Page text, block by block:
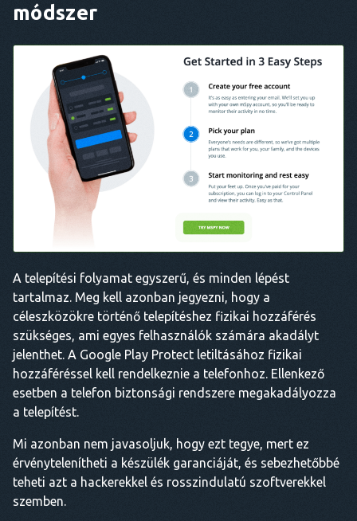
módszer
A telepítési folyamat egyszerű, és minden lépést
tartalmaz. Meg kell azonban jegyezni, hogy a
céleszközökre történő telepítéshez fizikai hozzáférés
szükséges, ami egyes felhasználók számára akadályt
jelenthet. A Google Play Protect letiltásához fizikai
hozzáféréssel kell rendelkeznie a telefonhoz. Ellenkező
esetben a telefon biztonsági rendszere megakadályozza
a telepítést.
Mi azonban nem javasoljuk, hogy ezt tegye, mert ez
érvénytelenítheti a készülék garanciáját, és sebezhetőbbé
teheti azt a hackerekkel és rosszindulatú szoftverekkel
szemben.